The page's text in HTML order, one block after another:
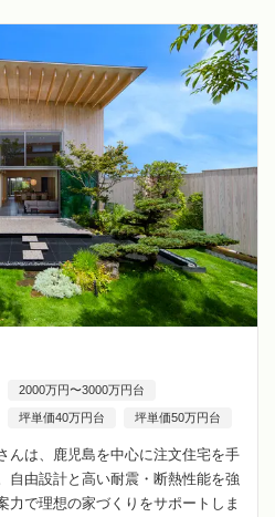
2000万円〜3000万円台
坪単価40万円台 坪単価50万円台
んは、鹿児島を中心に注文住宅を手
自由設計と高い耐震・断熱性能を強
力で理想の家づくりをサポートしま